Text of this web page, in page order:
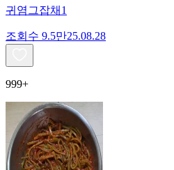
귀염그잡채1
조회수 9.5만25.08.28
999+